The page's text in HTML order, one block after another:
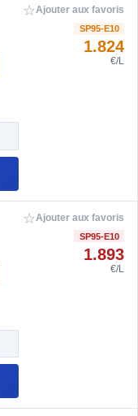
☆Ajouter aux favoris
SP95-E10
1.824
€/L
☆Ajouter aux favoris
SP95-E10
1.893
€/L